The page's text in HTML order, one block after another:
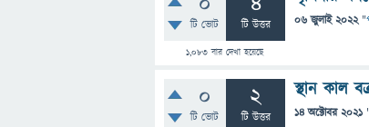
টি ভোট টি উত্তর
1,083 বার দেখা হয়েছে
06 জুলাই 2022 "
0
টি ভোট
2
টি উত্তর
স্থান কাল
14 অক্টোবর 2021